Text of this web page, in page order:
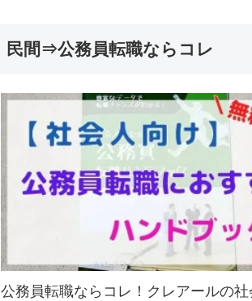
民間⇒公務員転職ならコレ
公務員転職ならコレ！クレアールの社